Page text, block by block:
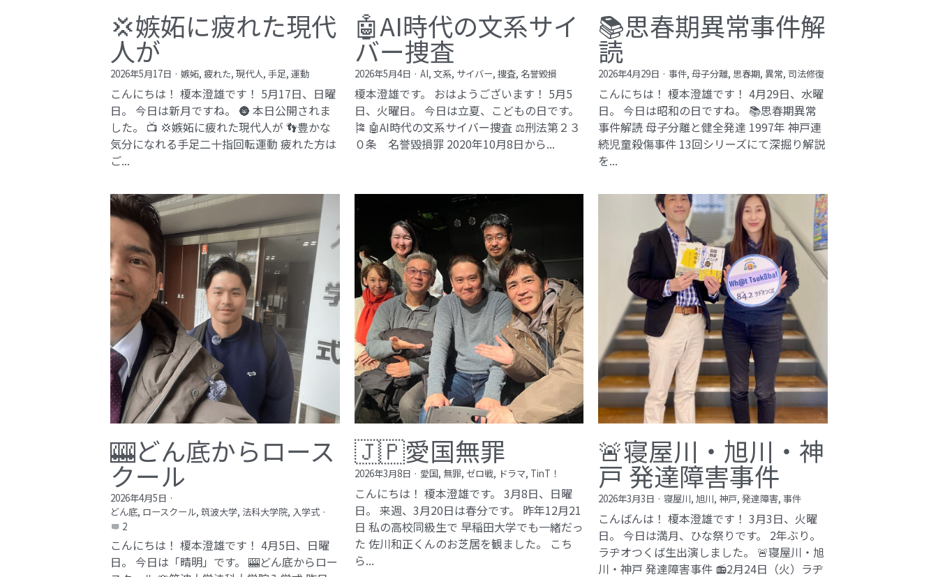
💢嫉妬に疲れた現代
人が
2026年5月17日 ·嫉妬, 疲れた, 現代人, 手足, 運動
こんにちは！ 榎本澄雄です！ 5月17日、日曜
日。 今日は新月ですね。 🌚 本日公開されま
した。 📺 💢嫉妬に疲れた現代人が 👣豊かな
気分になれる手足二十指回転運動 疲れた方は
ご...
🤖AI時代の文系サイ
バー捜査
2026年5月4日 · AI, 文系, サイバー, 捜査, 名誉毀損
榎本澄雄です。 おはようございます！ 5月5
日、火曜日。 今日は立夏、こどもの日です。
🎏 🤖AI時代の文系サイバー捜査 ⚖️刑法第２３
０条 名誉毀損罪​ 2020年10月8日から...
📚思春期異常事件解
読
2026年4月29日 · 事件, 母子分離, 思春期, 異常, 司法修復
こんにちは！ 榎本澄雄です！ 4月29日、水曜
日。 今日は昭和の日ですね。 📚思春期異常
事件解読 母子分離と健全発達 1997年 神戸連
続児童殺傷事件 13回シリーズにて深掘り解説
を...
🎰どん底からロース
クール
2026年4月5日 ·
どん底, ロースクール, 筑波大学, 法科大学院, 入学式 ·
2
こんにちは！ 榎本澄雄です！ 4月5日、日曜
日。 今日は「晴明」です。 🎰どん底からロー
🇯🇵愛国無罪
2026年3月8日 · 愛国, 無罪, ゼロ戦, ドラマ, TinT！
こんにちは！ 榎本澄雄です。 3月8日、日曜
日。 来週、3月20日は春分です。 昨年12月21
日 私の高校同級生で 早稲田大学でも一緒だっ
た 佐川和正くんのお芝居を観ました。 こち
ら...
🚨寝屋川・旭川・神
戸 発達障害事件
2026年3月3日 · 寝屋川, 旭川, 神戸, 発達障害, 事件
こんばんは！ 榎本澄雄です！ 3月3日、火曜
日。 今日は満月、ひな祭りです。 2年ぶり。
ラヂオつくば生出演しました。 🚨寝屋川・旭
川・神戸 発達障害事件 📻2月24日（火）ラヂ